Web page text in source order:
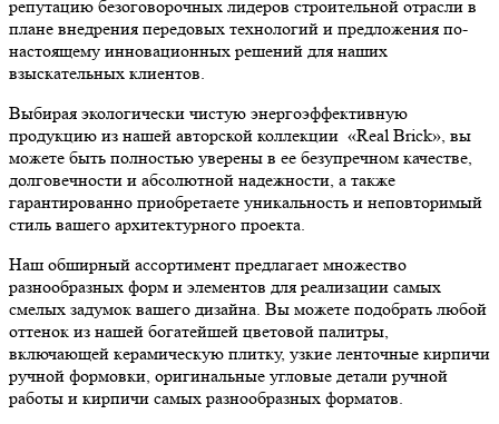
репутацию безоговорочных лидеров строительной отрасли в
плане внедрения передовых технологий и предложения по-
настоящему инновационных решений для наших
взыскательных клиентов.
Выбирая экологически чистую энергоэффективную
продукцию из нашей авторской коллекции «Real Brick», вы
можете быть полностью уверены в ее безупречном качестве,
долговечности и абсолютной надежности, а также
гарантированно приобретаете уникальность и неповторимый
стиль вашего архитектурного проекта.
Наш обширный ассортимент предлагает множество
разнообразных форм и элементов для реализации самых
смелых задумок вашего дизайна. Вы можете подобрать любой
оттенок из нашей богатейшей цветовой палитры,
включающей керамическую плитку, узкие ленточные кирпичи
ручной формовки, оригинальные угловые детали ручной
работы и кирпичи самых разнообразных форматов.